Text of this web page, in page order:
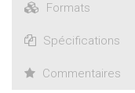
Formats
Spécifications
Commentaires